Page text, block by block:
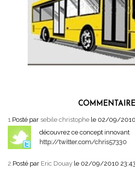
1. Posté par sebile christophe le 02/09/2010
découvrez ce concept innovant
http://twitter.com/chris57330
2. Posté par Eric Douay le 02/09/2010 23:43